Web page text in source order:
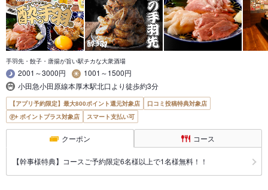
手羽先・餃子・唐揚が旨い駅チカな大衆酒場
2001～3000円
1001～1500円
小田急小田原線本厚木駅北口より徒歩約3分
【アプリ予約限定】最大800ポイント還元対象店
口コミ投稿特典対象店
ポイントプラス対象店
スマート支払い可
クーポン コース
【幹事様特典】コースご予約限定6名様以上で1名様無料！！